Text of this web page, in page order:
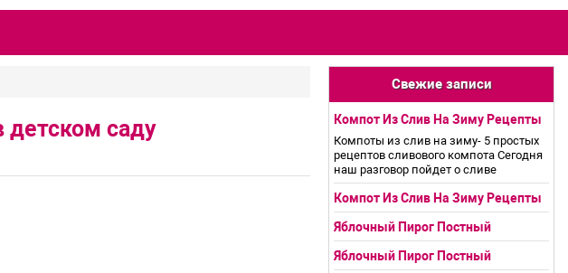
детском саду
Свежие записи
Компот Из Слив На Зиму Рецепты
Компоты из слив на зиму- 5 простых
рецептов сливового компота Сегодня
наш разговор пойдет о сливе
Компот Из Слив На Зиму Рецепты
Яблочный Пирог Постный
Яблочный Пирог Постный